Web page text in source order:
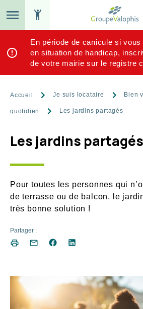
au
contenu
principalEn période de canicule si
en situation de handicap,
de votre mairie sur le registre
Fil
d'Ariane
Accueil Je suis locataire Bien
quotidien Les jardins partagés
Les jardins partagés
Pour toutes les personnes qui
de terrasse ou de balcon, le
très bonne solution !
Partager :